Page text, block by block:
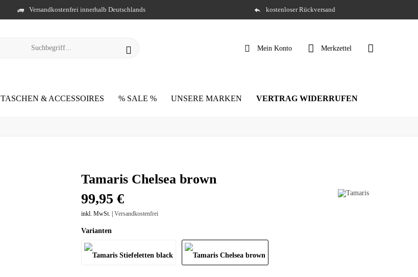
Versandkostenfrei innerhalb Deutschlands kostenloser Rückversand
Merkzettel
Mein Konto
TASCHEN & ACCESSOIRES % SALE % UNSERE MARKEN VERTRAG WIDERRUFEN
Tamaris Chelsea brown
99,95 €
inkl. MwSt. | Versandkostenfrei
Varianten